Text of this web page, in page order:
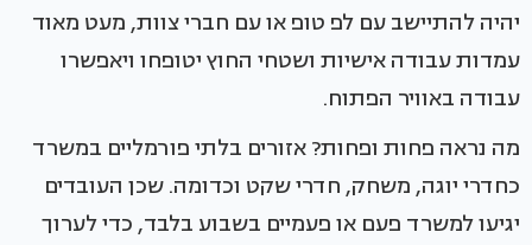
יהיה להתיישב עם לפ טופ או עם חברי צוות, מעט מאוד
עמדות עבודה אישיות ושטחי החוץ יטופחו ויאפשרו
עבודה באוויר הפתוח.
מה נראה פחות ופחות? אזורים בלתי פורמליים במשרד
כחדרי יוגה, משחק, חדרי שקט וכדומה. שכן העובדים
יגיעו למשרד פעם או פעמיים בשבוע בלבד, כדי לערוך